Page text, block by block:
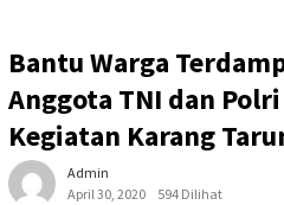
Bantu Warga
Anggota TNI dan
Kegiatan Karang
Admin
April 30, 2020
594 Dilihat